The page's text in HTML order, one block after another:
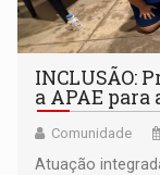
INCLUSÃO:
a APAE para
Comunidade
Atuação